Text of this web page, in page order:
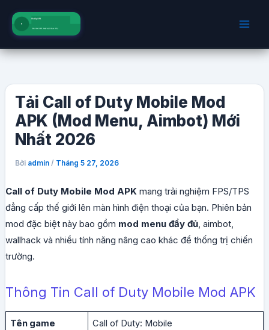
dung
Tải Call of Duty Mobile Mod
APK (Mod Menu, Aimbot) Mới
Nhất 2026
Bởi admin / Tháng 5 27, 2026
Call of Duty Mobile Mod APKmang trải nghiệm FPS/TPS
đẳng cấp thế giới lên màn hình điện thoại của bạn. Phiên bản
mod đặc biệt này bao gồm mod menu đầy đủ, aimbot,
wallhack và nhiều tính năng nâng cao khác để thống trị chiến
trường.
Thông Tin Call of Duty Mobile Mod APK
Tên game Call of Duty: Mobile